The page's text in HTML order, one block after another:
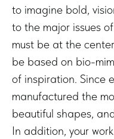
to imagine bold,
to the major issues
must be at the
be based on bio-
of inspiration. Since
manufactured the
beautiful shapes,
In addition, your